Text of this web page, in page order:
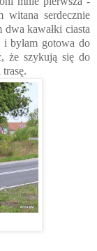
witana serdecznie
dwa kawałki ciasta
i byłam gotowa do
że szykują się do